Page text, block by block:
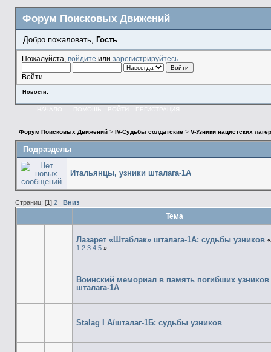
Форум Поисковых Движений
Добро пожаловать, Гость
Пожалуйста, войдите или зарегистрируйтесь.
Войти
Новости:
НАЧАЛО ПОМОЩЬ ВОЙТИ РЕГИСТРАЦИЯ
Форум Поисковых Движений> IV-Судьбы солдатские> V-Узники нацистских
Подразделы
Итальянцы, узники шталага-1А
Страниц: [1] 2 Вниз
Тема
Лазарет «Штаблак» шталага-1А: судьбы узников «
1 2 3 4 5»
Воинский мемориал в память погибших узников
шталага-1А
Stalag I A/шталаг-1Б: судьбы узников